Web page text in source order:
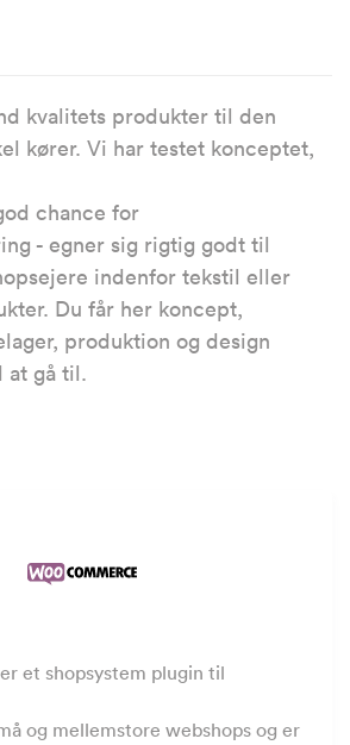
kvalitets produkter til den
kører. Vi har testet konceptet,
chance for
- egner sig rigtig godt til
indenfor tekstil eller
Du får her koncept,
produktion og design
at gå til.
et shopsystem plugin til
og mellemstore webshops og er